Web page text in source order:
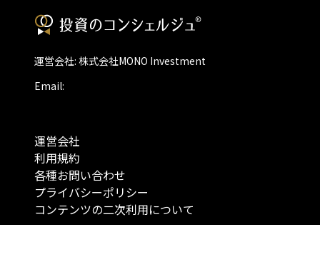
運営会社: 株式会社MONO Investment
Email:
運営会社
利用規約
各種お問い合わせ
プライバシーポリシー
コンテンツの二次利用について